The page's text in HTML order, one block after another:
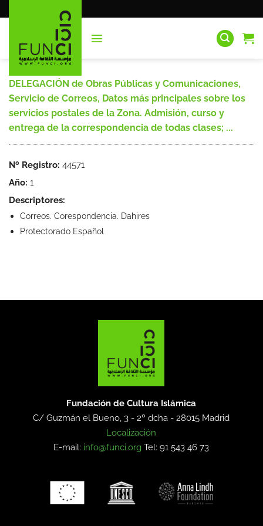
al
DELEGACIÓN de Obras Públicas y Comunicaciones,
Servicio de Correos, Datos más principales sobre los
servicios postales de la Zona. Admisión, curso y
entrega de la correspondencia de todas clases; ...
Nº Registro: 44571
Año: 1
Descriptores:
Correos. Corespondencia. Dahires
Protectorado Español
Fundación de Cultura Islámica
C/ Guzmán el Bueno, 3 - 2º dcha -28015 Madrid
Localización
E-mail: info@funci.org Tel: 91 543 46 73